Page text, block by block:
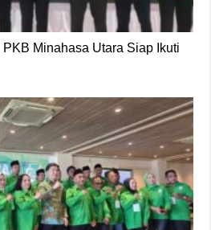
Minahasa Utara Siap Ikuti